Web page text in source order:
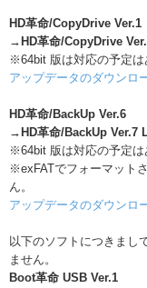
HD革命/CopyDrive Ver.1
→HD革命/CopyDrive
※64bit 版は対応の予定は
アップデータのダウンロ
HD革命/BackUp Ver.6
→HD革命/BackUp Ver.7
※64bit 版は対応の予定は
※exFATでフォーマット
ん。
アップデータのダウンロ
以下のソフトにつきまし
ません。
Boot革命 USB Ver.1